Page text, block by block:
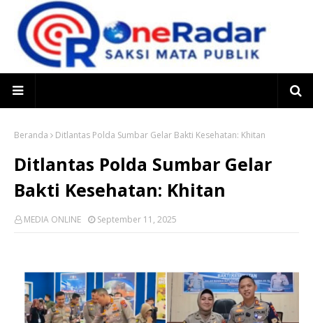
Beranda Ditlantas Polda Sumbar Gelar Bakti Kesehatan: Khitan
Ditlantas Polda Sumbar Gelar
Bakti Kesehatan: Khitan
MEDIA ONLINE September 11, 2025